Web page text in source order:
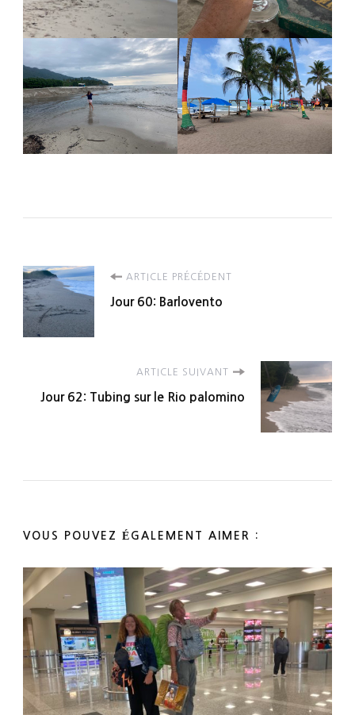
Navigation
d'article
ARTICLE PRÉCÉDENT
Jour 60: Barlovento
ARTICLE SUIVANT
Jour 62: Tubing sur le Rio palomino
VOUS POUVEZ ÉGALEMENT AIMER :